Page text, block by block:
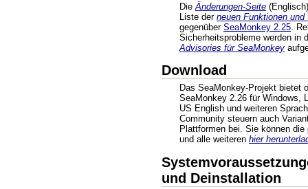
Die Änderungen-Seite
Liste der neuen Funktionen und
gegenüber SeaMonkey 2.25 .
Sicherheitsprobleme werden in
Advisories für SeaMonkey
Download
Das SeaMonkey-Projekt bietet
SeaMonkey 2.26 für Windows,
US English und weiteren
Community steuern auch
Plattformen bei. Sie können die
und alle weiteren hier
und Deinstallation